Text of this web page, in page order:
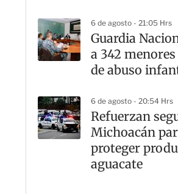
6 de agosto - 21:05 Hrs
Guardia
a 342 menores
de abuso
6 de agosto - 20:54 Hrs
Refuerzan
Michoacán
proteger
aguacate